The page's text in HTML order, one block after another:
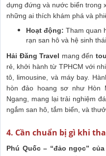
dựng đứng và nước biển trong
những ai thích khám phá và
Hoạt động: Tham quan
rạn san hô và hệ sinh
Hải Đăng Travel mang đến
rẻ, khởi hành từ TPHCM với
tô, limousine, và máy bay.
hòn đảo hoang sơ như Hòn
Ngang, mang lại trải nghiệm
ngắm san hô, tắm biển, và
4. Cần chuẩn bị gì khi
Phú Quốc – “đảo ngọc” của